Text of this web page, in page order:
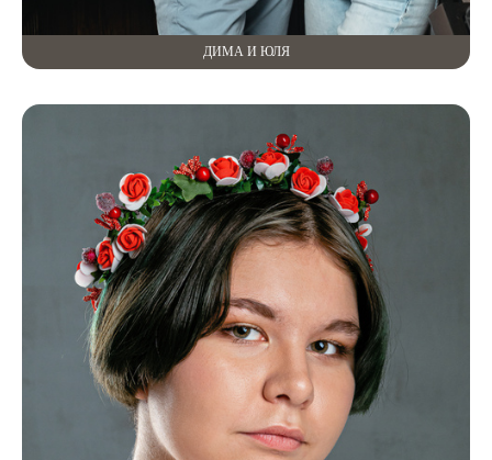
ДИМА И ЮЛЯ